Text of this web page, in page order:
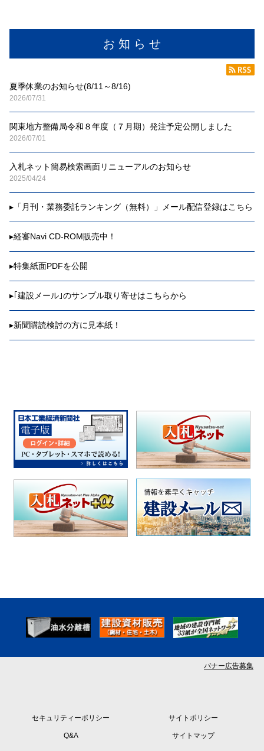
お 知 ら せ
夏季休業のお知らせ(8/11～8/16)
2026/07/31
関東地方整備局令和８年度（７月期）発注予定公開しました
2026/07/01
入札ネット簡易検索画面リニューアルのお知らせ
2025/04/24
▸ 「月刊・業務委託ランキング（無料）」メール配信登録はこちら
▸経審Navi CD-ROM販売中！
▸特集紙面PDFを公開
▸｢建設メール｣のサンプル取り寄せはこちらから
▸新聞購読検討の方に見本紙！
バナー広告募集
セキュリティーポリシー サイトポリシー
Q&A サイトマップ